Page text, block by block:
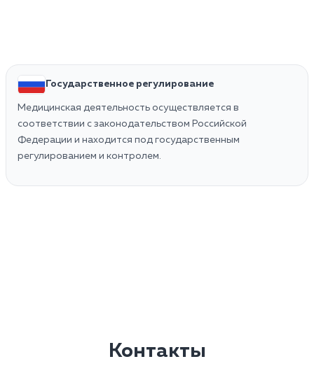
Государственное регулирование
Медицинская деятельность осуществляется в
соответствии с законодательством Российской
Федерации и находится под государственным
регулированием и контролем.
Контакты